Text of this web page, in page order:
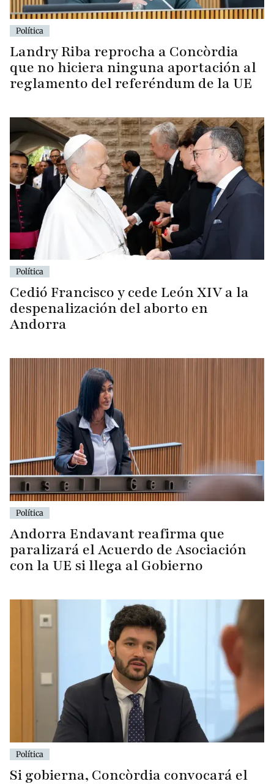
Política
Landry Riba reprocha a Concòrdia
que no hiciera ninguna aportación al
reglamento del referéndum de la UE
Política
Cedió Francisco y cede León XIV a la
despenalización del aborto en
Andorra
Política
Andorra Endavant reafirma que
paralizará el Acuerdo de Asociación
con la UE si llega al Gobierno
Política
Si gobierna, Concòrdia convocará el